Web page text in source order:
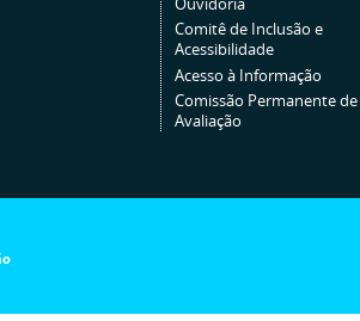
Comitê de Inclusão e
Acessibilidade
Acesso à Informação
Comissão Permanente de
Avaliação